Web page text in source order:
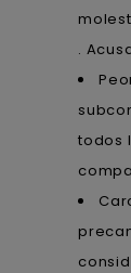
.
todos